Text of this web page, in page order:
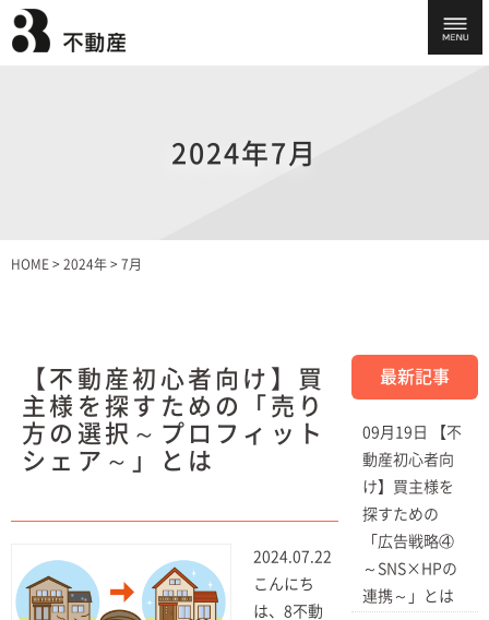
2024年7月
HOME > 2024年 > 7月
【不動産初心者向け】買
主様を探すための「売り
方の選択～プロフィット
シェア～」とは
2024.07.22
こんにち
は、8不動
最新記事
09月19日
【不
動産初心者向
け】買主様を
探すための
「広告戦略④
～SNS×HPの
連携～」とは